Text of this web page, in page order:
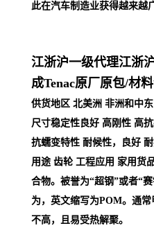
此在汽车制 造业获得越来越
江浙沪一级代理江浙
成Tenac原厂原包/材
供货地区 北美洲 非洲和中
尺寸稳定性良好 高刚性 高
抗蠕变特性 耐候性，良好
用途 齿轮 工程应用 家用货
合物。被誉为“超钢”或者“
为，英文缩写为POM。通
不高，且易受热解聚。